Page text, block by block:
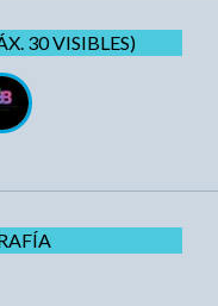
30 VISIBLES)